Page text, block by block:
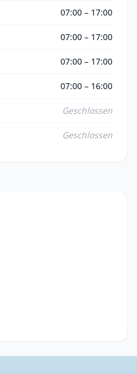
07:00 – 17:00
07:00 – 17:00
07:00 – 17:00
07:00 – 16:00
Geschlossen
Geschlossen